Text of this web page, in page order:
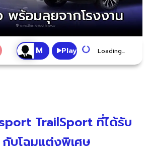
Play Loading...
TrailSport ที่ได้รับ
บโฉมแต่งพิเศษ